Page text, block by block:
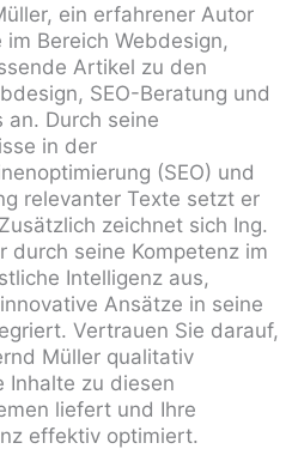
ein erfahrener Autor
im Bereich Webdesign,
Artikel zu den
SEO-Beratung und
an. Durch seine
in der
(SEO) und
relevanter Texte setzt er
zeichnet sich Ing.
durch seine Kompetenz im
Intelligenz aus,
Ansätze in seine
Vertrauen Sie darauf,
Müller qualitativ
Inhalte zu diesen
liefert und Ihre
effektiv optimiert.